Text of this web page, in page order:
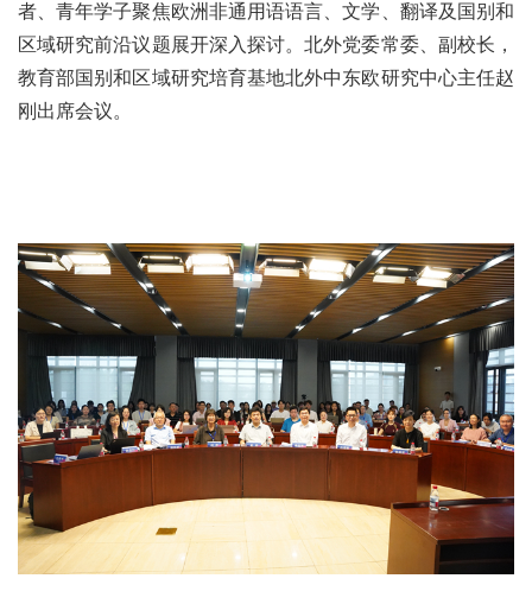
者、青年学子聚焦欧洲非通用语语言、文学、翻译及国别和
区域研究前沿议题展开深入探讨。北外党委常委、副校长，
教育部国别和区域研究培育基地北外中东欧研究中心主任赵
刚出席会议。